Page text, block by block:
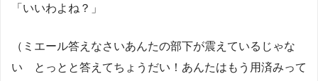
「いいわよね？」
（ミエール答えなさいあんたの部下が震えているじゃな
い とっとと答えてちょうだい！あんたはもう用済みって